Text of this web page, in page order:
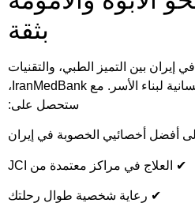
بثقة
إيران بين التميز الطبي، والتقنيات
المتطورة، والرعاية الإنسانية لبناء الأسر. مع IranMedBank،
ستحصل على:
أفضل أخصائيي الخصوبة في إيران
✔ العلاج في مراكز معتمدة من JCI
✔ رعاية شخصية طوال رحلتك